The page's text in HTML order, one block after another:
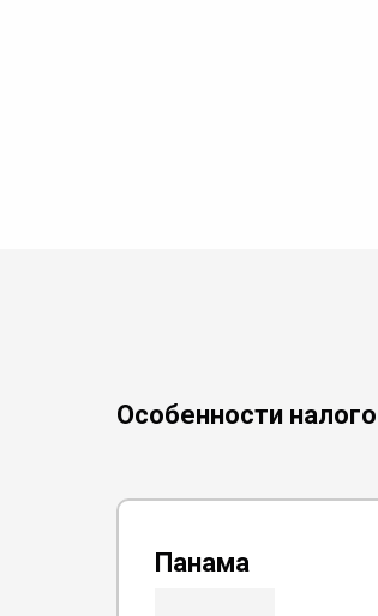
Особенности
Панама